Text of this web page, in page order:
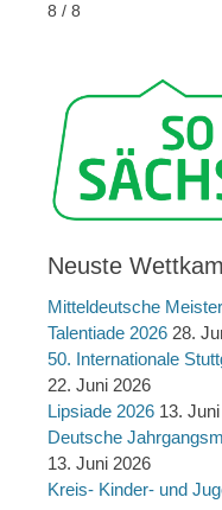
8 / 8
Neuste
Mitteldeutsche
Talentiade 2026 28.
50. Internationale
22. Juni 2026
Lipsiade 2026 13.
Deutsche
13. Juni 2026
Kreis- Kinder- und